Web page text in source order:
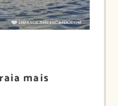
mais